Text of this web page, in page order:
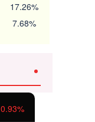
17.26%
7.68%
1.01%